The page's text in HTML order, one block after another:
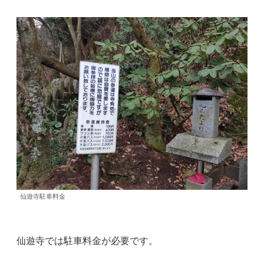
仙遊寺駐車料金
仙遊寺では駐車料金が必要です。